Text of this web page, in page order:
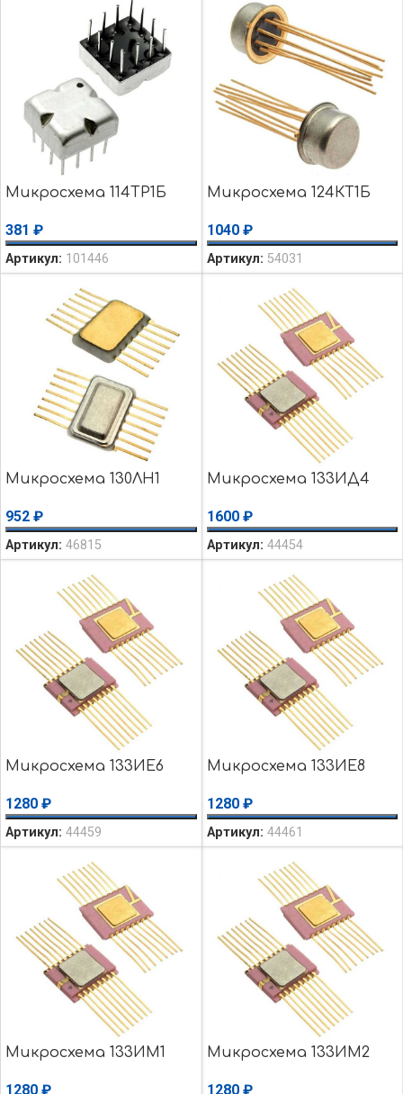
Микросхема 114ТР1Б
381 ₽
Артикул: 101446
Микросхема 124КТ1Б
1040 ₽
Артикул: 54031
Микросхема 130ЛН1
952 ₽
Артикул: 46815
Микросхема 133ИД4
1600 ₽
Артикул: 44454
Микросхема 133ИЕ6
1280 ₽
Артикул: 44459
Микросхема 133ИЕ8
1280 ₽
Артикул: 44461
Микросхема 133ИМ1
1280 ₽
Микросхема 133ИМ2
1280 ₽